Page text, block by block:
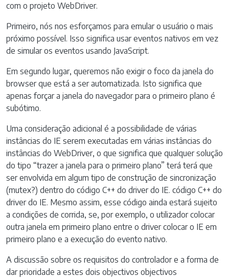
com o projeto WebDriver.
Primeiro, nós nos esforçamos para emular o usuário o mais
próximo possível. Isso significa usar eventos nativos em vez
de simular os eventos usando JavaScript.
Em segundo lugar, queremos não exigir o foco da janela do
browser que está a ser automatizada. Isto significa que
apenas forçar a janela do navegador para o primeiro plano é
subótimo.
Uma consideração adicional é a possibilidade de várias
instâncias do IE serem executadas em várias instâncias do
instâncias do WebDriver, o que significa que qualquer solução
do tipo “trazer a janela para o primeiro plano” terá terá que
ser envolvida em algum tipo de construção de sincronização
(mutex?) dentro do código C++ do driver do IE. código C++ do
driver do IE. Mesmo assim, esse código ainda estará sujeito
a condições de corrida, se, por exemplo, o utilizador colocar
outra janela em primeiro plano entre o driver colocar o IE em
primeiro plano e a execução do evento nativo.
A discussão sobre os requisitos do controlador e a forma de
dar prioridade a estes dois objectivos objectivos